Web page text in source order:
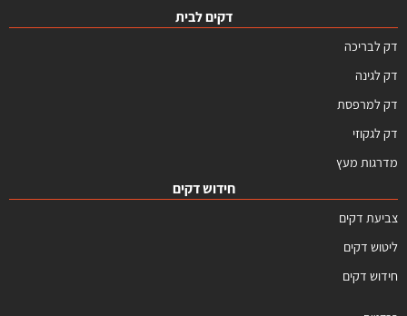
דקים לבית
דק לבריכה
דק לגינה
דק למרפסת
דק לגקוזי
מדרגות מעץ
חידוש דקים
צביעת דקים
ליטוש דקים
חידוש דקים